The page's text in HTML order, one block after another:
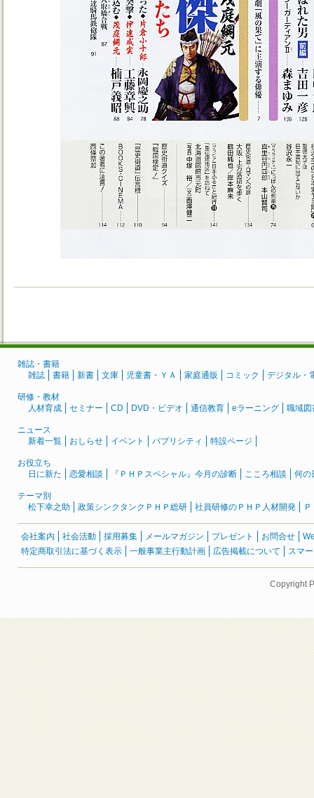
雑誌・書籍
雑誌
書籍 新書 文庫 児童書・ＹＡ 家庭通販 コミック デジタル・
研修・教材
人材育成
セミナー CD DVD・ビデオ 通信教育 eラーニング 職域図
ニュース
新着一覧
おしらせ イベント パブリシティ 特設ページ
お役立ち
日に新た
恋愛相談 『ＰＨＰスペシャル』今月の診断 こころ相談 何の
テーマ別
松下幸之助
政策シンクタンクＰＨＰ総研 社員研修のＰＨＰ人材開発
会社案内 社会活動 採用募集 メールマガジン プレゼント お問合せ
特定商取引法に基づく表示
一般事業主行動計画 広告掲載について スマ
Copyright